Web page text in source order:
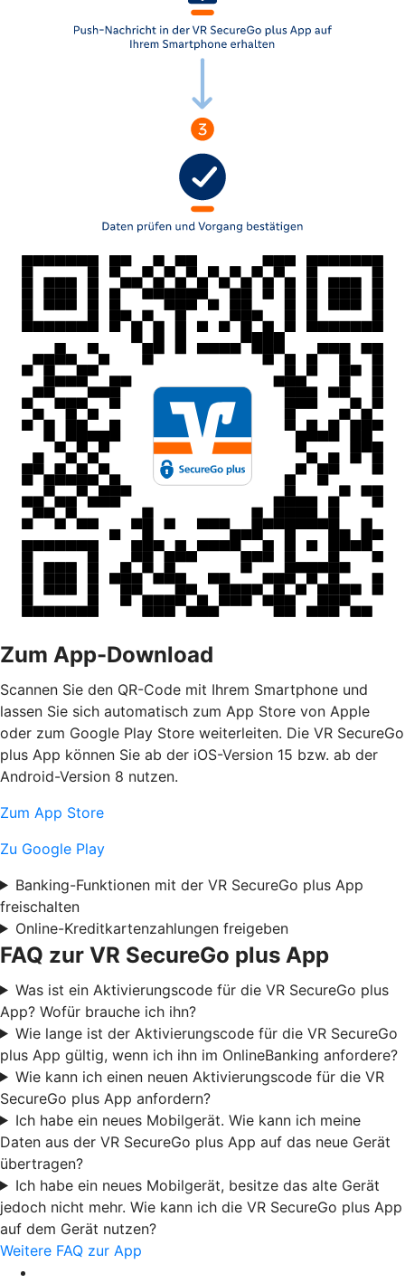
Zum App-Download
Scannen Sie den QR-Code mit Ihrem Smartphone und
lassen Sie sich automatisch zum App Store von Apple
oder zum Google Play Store weiterleiten. Die VR SecureGo
plus App können Sie ab der iOS-Version 15 bzw. ab der
Android-Version 8 nutzen.
Zum App Store
Zu Google Play
Banking-Funktionen mit der VR SecureGo plus App
freischalten
Online-Kreditkartenzahlungen freigeben
FAQ zur VR SecureGo plus App
Was ist ein Aktivierungscode für die VR SecureGo plus
App? Wofür brauche ich ihn?
Wie lange ist der Aktivierungscode für die VR SecureGo
plus App gültig, wenn ich ihn im OnlineBanking anfordere?
Wie kann ich einen neuen Aktivierungscode für die VR
SecureGo plus App anfordern?
Ich habe ein neues Mobilgerät. Wie kann ich meine
Daten aus der VR SecureGo plus App auf das neue Gerät
übertragen?
Ich habe ein neues Mobilgerät, besitze das alte Gerät
jedoch nicht mehr. Wie kann ich die VR SecureGo plus App
auf dem Gerät nutzen?
Weitere FAQ zur App